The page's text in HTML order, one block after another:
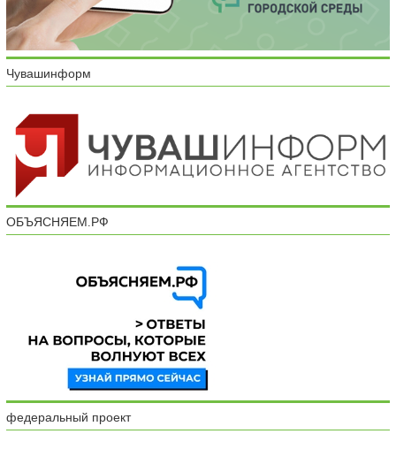
Чувашинформ
ОБЪЯСНЯЕМ.РФ
федеральный проект